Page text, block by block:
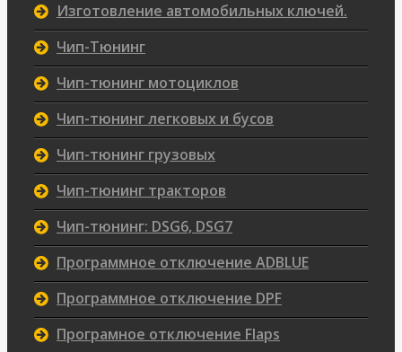
Изготовление автомобильных ключей.
Чип-Тюнинг
Чип-тюнинг мотоциклов
Чип-тюнинг легковых и бусов
Чип-тюнинг грузовых
Чип-тюнинг тракторов
Чип-тюнинг: DSG6, DSG7
Программное отключение ADBLUE
Программное отключение DPF
Програмное отключение Flaps